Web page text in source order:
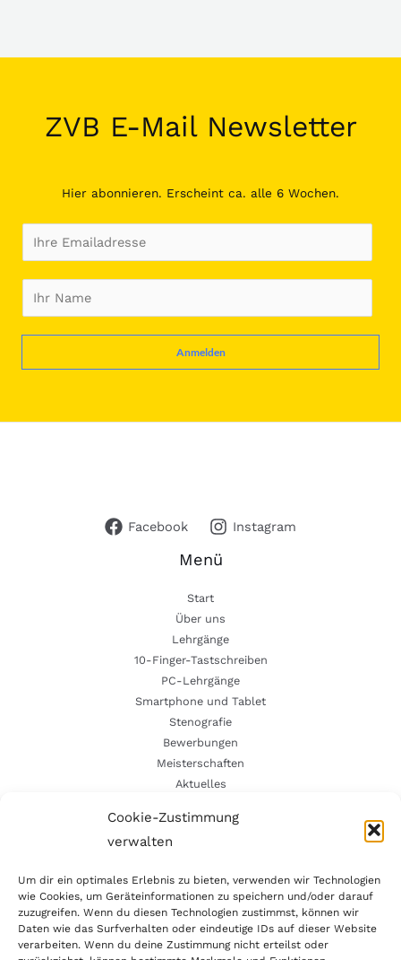
Cookie-Zustimmung
verwalten
Um dir ein optimales Erlebnis zu bieten, verwenden wir Technologien
wie Cookies, um Geräteinformationen zu speichern und/oder darauf
zuzugreifen. Wenn du diesen Technologien zustimmst, können wir
Daten wie das Surfverhalten oder eindeutige IDs auf dieser Website
verarbeiten. Wenn du deine Zustimmung nicht erteilst oder
ZVB E-Mail Newsletter
Hier abonnieren. Erscheint ca. alle 6 Wochen.
m
a
l
a
m
Anmelden
Facebook Instagram
Menü
Start
Über uns
Lehrgänge
10-Finger-Tastschreiben
PC-Lehrgänge
Smartphone und Tablet
Stenografie
Bewerbungen
Meisterschaften
Aktuelles
Kontakt
Fröbelstraße 12
63179 Obertshausen
info@zvb-obertshausen.de
+496104 7688820